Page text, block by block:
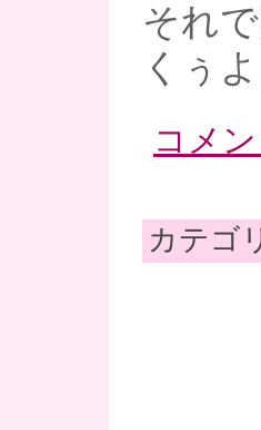
それ
くぅ
コメ
カテゴ